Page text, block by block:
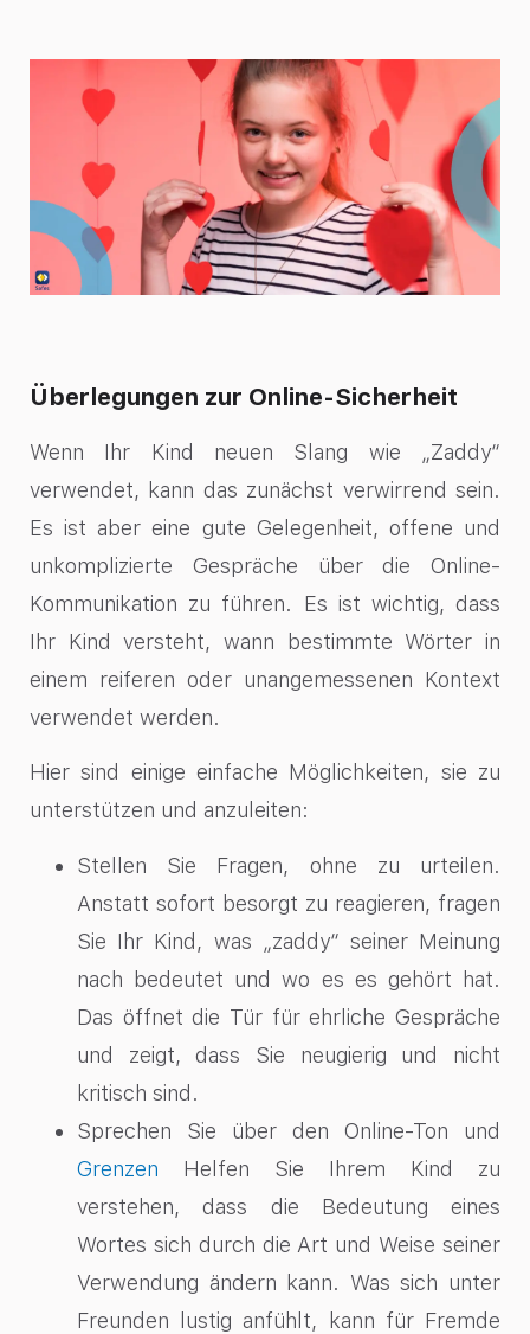
Überlegungen zur Online-Sicherheit
Wenn Ihr Kind neuen Slang wie „Zaddy“
verwendet, kann das zunächst verwirrend sein.
Es ist aber eine gute Gelegenheit, offene und
unkomplizierte Gespräche über die Online-
Kommunikation zu führen. Es ist wichtig, dass
Ihr Kind versteht, wann bestimmte Wörter in
einem reiferen oder unangemessenen Kontext
verwendet werden.
Hier sind einige einfache Möglichkeiten, sie zu
unterstützen und anzuleiten:
Stellen Sie Fragen, ohne zu urteilen.
Anstatt sofort besorgt zu reagieren, fragen
Sie Ihr Kind, was „zaddy“ seiner Meinung
nach bedeutet und wo es es gehört hat.
Das öffnet die Tür für ehrliche Gespräche
und zeigt, dass Sie neugierig und nicht
kritisch sind.
Sprechen Sie über den Online-Ton und
Grenzen Helfen Sie Ihrem Kind zu
verstehen, dass die Bedeutung eines
Wortes sich durch die Art und Weise seiner
Verwendung ändern kann. Was sich unter
Freunden lustig anfühlt, kann für Fremde